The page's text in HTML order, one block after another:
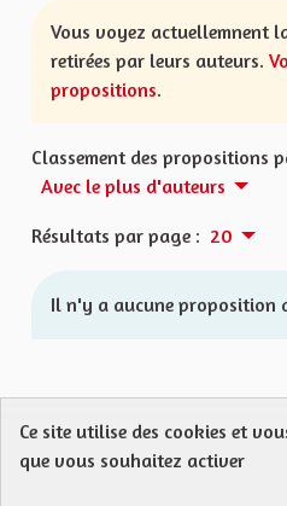
Vous voyez actuellemnent
retirées par leurs auteurs.
propositions.
Classement des propositions
Avec le plus d'auteurs
Résultats par page : 20
Il n'y a aucune proposition
Protection des Données
Ce site utilise des cookies et
que vous souhaitez activer